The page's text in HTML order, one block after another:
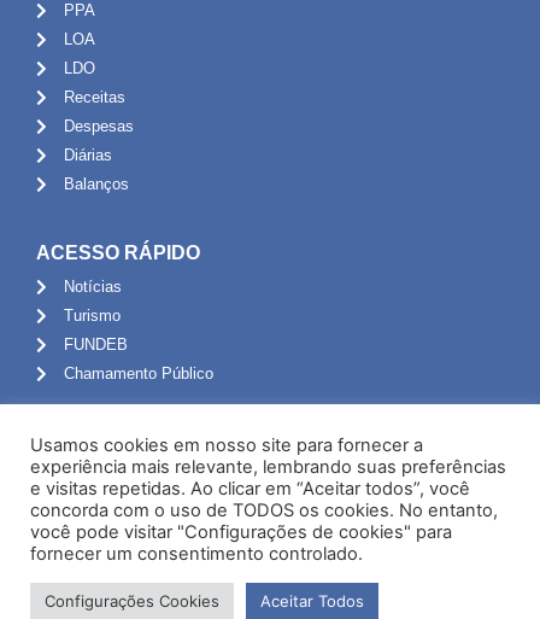
PPA
LOA
LDO
Receitas
Despesas
Diárias
Balanços
ACESSO RÁPIDO
Notícias
Turismo
FUNDEB
Chamamento Público
Portal do Servidor
Webmail
Administração
Usamos cookies em nosso site para fornecer a
experiência mais relevante, lembrando suas preferências
e visitas repetidas. Ao clicar em “Aceitar todos”, você
concorda com o uso de TODOS os cookies. No entanto,
você pode visitar "Configurações de cookies" para
fornecer um consentimento controlado.
Configurações Cookies Aceitar Todos